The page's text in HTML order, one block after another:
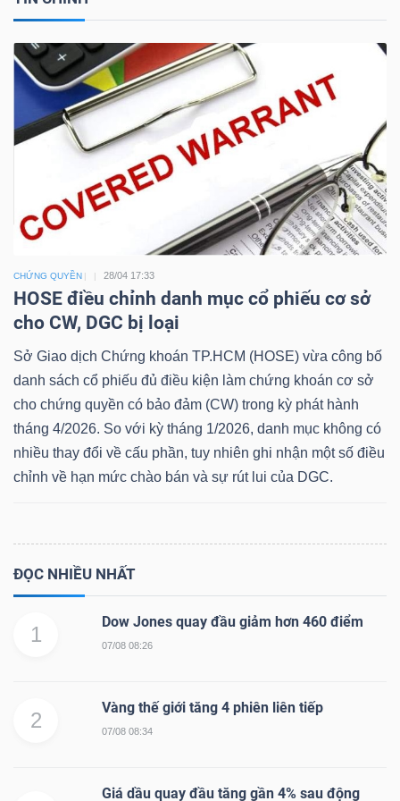
CHỨNG QUYỀN 28/04 17:33
HOSE điều chỉnh danh mục cổ phiếu cơ sở
cho CW, DGC bị loại
Sở Giao dịch Chứng khoán TP.HCM (HOSE) vừa công bố
danh sách cổ phiếu đủ điều kiện làm chứng khoán cơ sở
cho chứng quyền có bảo đảm (CW) trong kỳ phát hành
tháng 4/2026. So với kỳ tháng 1/2026, danh mục không có
nhiều thay đổi về cấu phần, tuy nhiên ghi nhận một số điều
chỉnh về hạn mức chào bán và sự rút lui của DGC.
ĐỌC NHIỀU NHẤT
1
Dow Jones quay đầu giảm hơn 460 điểm
07/08 08:26
2
Vàng thế giới tăng 4 phiên liên tiếp
07/08 08:34
Giá dầu quay đầu tăng gần 4% sau động
Công
cụ
Truyền
thông
Dữ